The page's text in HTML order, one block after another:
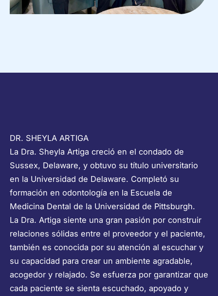
DR. SHEYLA ARTIGA
La Dra. Sheyla Artiga creció en el condado de
Sussex, Delaware, y obtuvo su título universitario
en la Universidad de Delaware. Completó su
formación en odontología en la Escuela de
Medicina Dental de la Universidad de Pittsburgh.
La Dra. Artiga siente una gran pasión por construir
relaciones sólidas entre el proveedor y el paciente,
también es conocida por su atención al escuchar y
su capacidad para crear un ambiente agradable,
acogedor y relajado. Se esfuerza por garantizar que
cada paciente se sienta escuchado, apoyado y